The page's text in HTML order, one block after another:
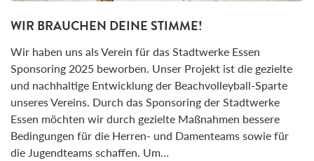
WIR BRAUCHEN DEINE STIMME!
Wir haben uns als Verein für das Stadtwerke Essen
Sponsoring 2025 beworben. Unser Projekt ist die gezielte
und nachhaltige Entwicklung der Beachvolleyball-Sparte
unseres Vereins. Durch das Sponsoring der Stadtwerke
Essen möchten wir durch gezielte Maßnahmen bessere
Bedingungen für die Herren- und Damenteams sowie für
die Jugendteams schaffen. Um…